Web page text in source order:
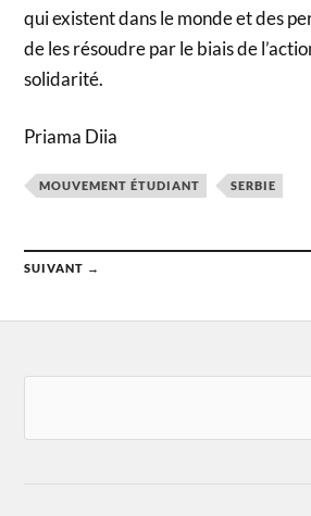
qui existent dans le monde et des
de les résoudre par le biais de
solidarité.
Priama Diia
MOUVEMENT ÉTUDIANT SERBIE
SUIVANT →